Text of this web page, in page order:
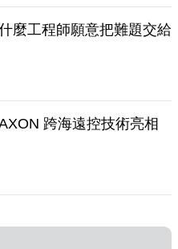
麼工程師願意把難題交給
跨海遠控技術亮相